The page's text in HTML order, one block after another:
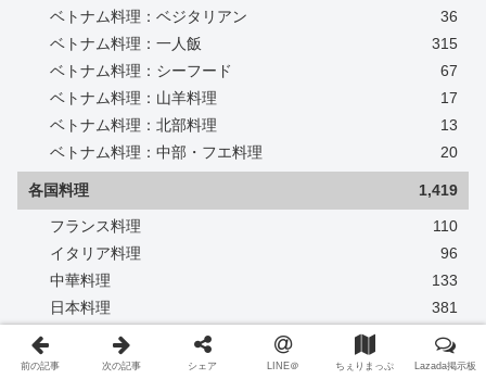
ベトナム料理：ベジタリアン
36
ベトナム料理：一人飯
315
ベトナム料理：シーフード
67
ベトナム料理：山羊料理
17
ベトナム料理：北部料理
13
ベトナム料理：中部・フエ料理
20
各国料理 1,419
フランス料理
110
イタリア料理
96
中華料理
133
日本料理
381
ステーキ・焼肉・BBQ
124
ラーメン
37
前の記事 次の記事 シェア LINE＠ ちぇりまっぷ Lazada掲示板